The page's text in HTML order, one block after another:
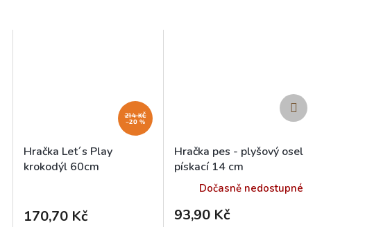
214 KČ
–20 %
Hračka Let´s Play
krokodýl 60cm
170,70 Kč
Hračka pes - plyšový osel
pískací 14 cm
Dočasně nedostupné
93,90 Kč
Další
produkt